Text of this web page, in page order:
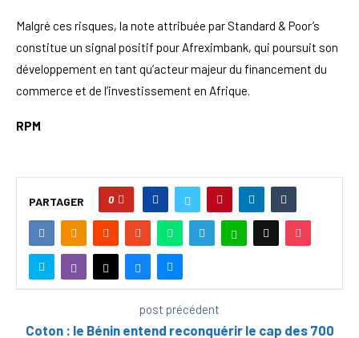
Malgré ces risques, la note attribuée par Standard & Poor’s
constitue un signal positif pour Afreximbank, qui poursuit son
développement en tant qu’acteur majeur du financement du
commerce et de l’investissement en Afrique.
RPM
PARTAGER 0
post précédent
Coton : le Bénin entend reconquérir le cap des 700